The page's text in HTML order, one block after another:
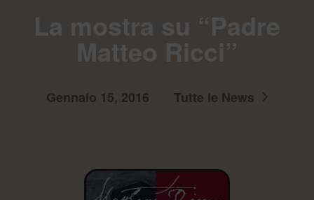
Gennaio 15, 2016 Tutte le News